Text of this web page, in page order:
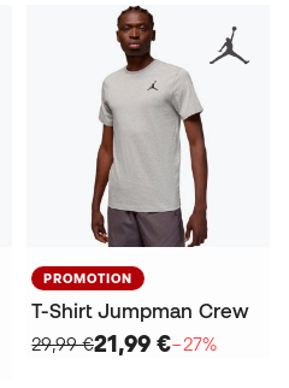
PROMOTION
T-Shirt Jumpman Crew
29,99 €21,99 €−27%